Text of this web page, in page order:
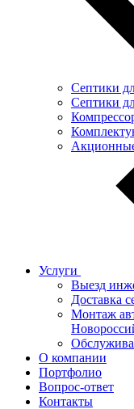
Септики
Септики
Услуги
Выезд
Доставка
Монтаж
О компании
Портфолио
Вопрос-ответ
Контакты